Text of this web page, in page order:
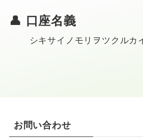
👤 口座名義
シキサイノモリヲツクルカ
お問い合わせ